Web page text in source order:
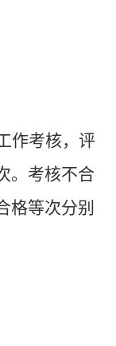
作考核，评
。考核不合
格等次分别